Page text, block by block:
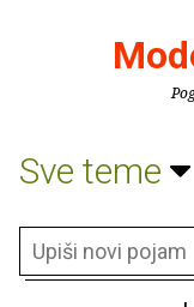
Sve teme